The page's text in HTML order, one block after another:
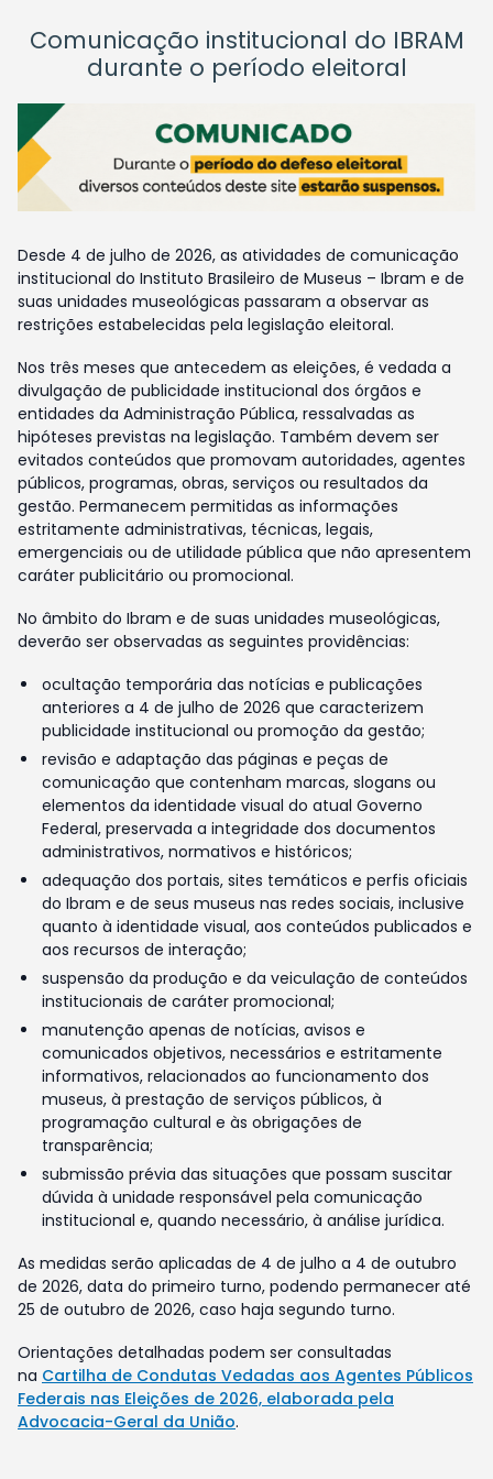
Comunicação institucional do IBRAM
durante o período eleitoral
Desde 4 de julho de 2026, as atividades de comunicação
institucional do Instituto Brasileiro de Museus – Ibram e de
suas unidades museológicas passaram a observar as
restrições estabelecidas pela legislação eleitoral.
Nos três meses que antecedem as eleições, é vedada a
divulgação de publicidade institucional dos órgãos e
entidades da Administração Pública, ressalvadas as
hipóteses previstas na legislação. Também devem ser
evitados conteúdos que promovam autoridades, agentes
públicos, programas, obras, serviços ou resultados da
gestão. Permanecem permitidas as informações
estritamente administrativas, técnicas, legais,
emergenciais ou de utilidade pública que não apresentem
caráter publicitário ou promocional.
No âmbito do Ibram e de suas unidades museológicas,
deverão ser observadas as seguintes providências:
ocultação temporária das notícias e publicações
anteriores a 4 de julho de 2026 que caracterizem
publicidade institucional ou promoção da gestão;
revisão e adaptação das páginas e peças de
comunicação que contenham marcas, slogans ou
elementos da identidade visual do atual Governo
Federal, preservada a integridade dos documentos
administrativos, normativos e históricos;
adequação dos portais, sites temáticos e perfis oficiais
do Ibram e de seus museus nas redes sociais, inclusive
quanto à identidade visual, aos conteúdos publicados e
aos recursos de interação;
suspensão da produção e da veiculação de conteúdos
institucionais de caráter promocional;
manutenção apenas de notícias, avisos e
comunicados objetivos, necessários e estritamente
informativos, relacionados ao funcionamento dos
museus, à prestação de serviços públicos, à
programação cultural e às obrigações de
transparência;
submissão prévia das situações que possam suscitar
dúvida à unidade responsável pela comunicação
institucional e, quando necessário, à análise jurídica.
As medidas serão aplicadas de 4 de julho a 4 de outubro
de 2026, data do primeiro turno, podendo permanecer até
25 de outubro de 2026, caso haja segundo turno.
Orientações detalhadas podem ser consultadas
na Cartilha de Condutas Vedadas aos Agentes Públicos
Federais nas Eleições de 2026, elaborada pela
Advocacia-Geral da União.